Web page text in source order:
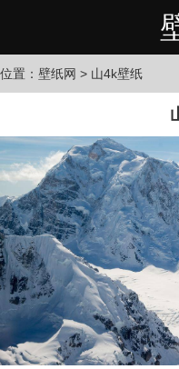
位置： 壁纸网 > 山4k壁纸